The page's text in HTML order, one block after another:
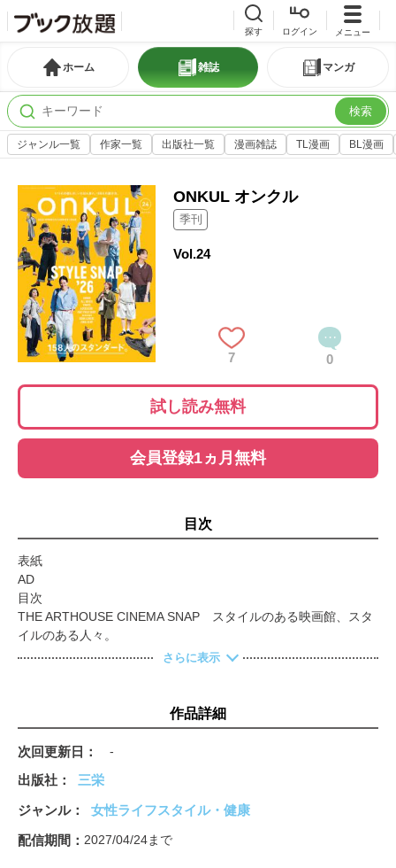
探す ログイン メニュー
ホーム 雑誌 マンガ
検索
ジャンル一覧 作家一覧 出版社一覧 漫画雑誌 TL漫画 BL漫画
ONKUL オンクル
季刊
Vol.24
7 0
試し読み無料
会員登録1ヵ月無料
目次
表紙
AD
目次
THE ARTHOUSE CINEMA SNAP スタイルのある映画館、スタ
イルのある人々。
SNAP RESEARCH by ONKUL あの人が素敵な理由について、
ONKUL SNAP ベーシック派、春夏の着こなし。
HELLO! オンクル編集長の持ち物調査。
SO MANY WAYS TO BE TWO. ふたりSNAP
ONKUL PICK UP
HOUSE SNAP スタイルになるバディ ハウスナップ
MY USUAL SPOT 私の定位置 イスナップ
俳優・山田真歩さんの、座ってみたかったイス
さらに表示
作品詳細
次回更新日 -
出版社
三栄
ジャンル
女性ライフスタイル・健康
配信期間
2027/04/24まで